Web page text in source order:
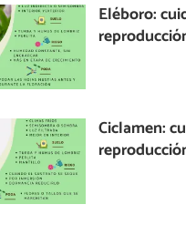
Eléboro:
Ciclamen: